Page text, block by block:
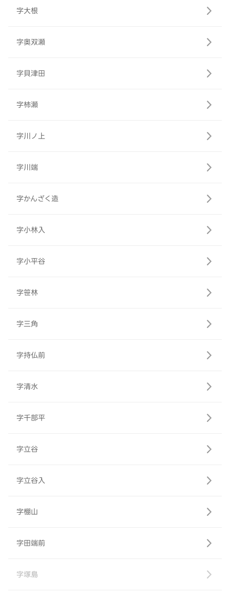
字大根
字奥双瀬
字貝津田
字柿瀬
字川ノ上
字川端
字かんざく造
字小林入
字小平谷
字笹林
字三角
字持仏前
字清水
字千部平
字立谷
字立谷入
字棚山
字田端前
字塚島